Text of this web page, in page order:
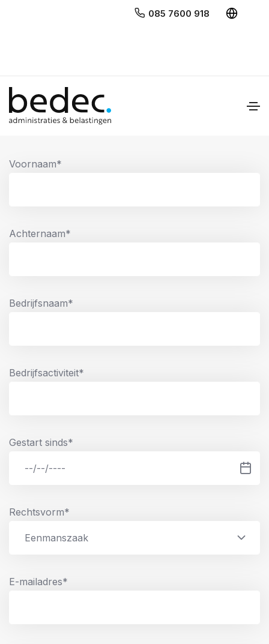
085 7600 918
Offerte aanvragen
Voornaam*
Achternaam*
Bedrijfsnaam*
Bedrijfsactiviteit*
Gestart sinds*
Rechtsvorm*
E-mailadres*